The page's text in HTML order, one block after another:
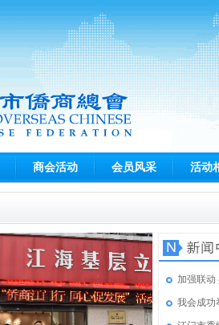
商会活动 会员风采 活动
加强联动
我会成功